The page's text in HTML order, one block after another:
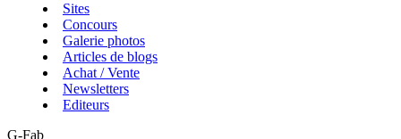
Sites
Concours
Galerie photos
Articles de blogs
Achat / Vente
Newsletters
Editeurs
G-Fab